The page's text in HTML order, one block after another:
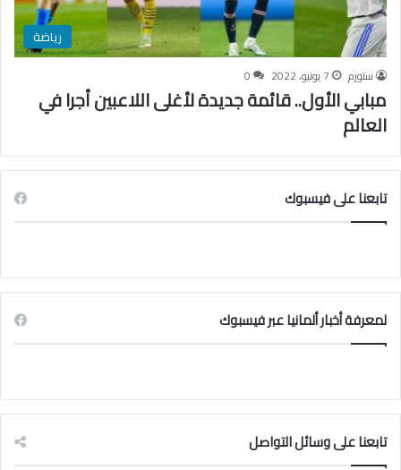
رياضة
ستورم 7 يونيو، 2022 0
مبابي الأول.. قائمة جديدة لأغلى اللاعبين أجرا في
العالم
تابعنا على فيسبوك
لمعرفة أخبار ألمانيا عبر فيسبوك
تابعنا على وسائل التواصل